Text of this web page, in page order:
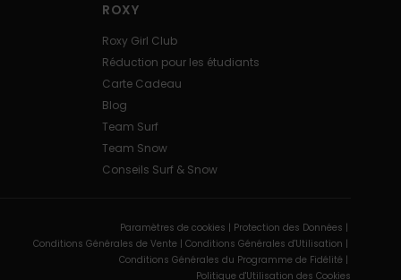
ROXY
Roxy Girl Club
Réduction pour les étudiants
Carte Cadeau
Blog
Team Surf
Team Snow
Conseils Surf & Snow
Paramètres de cookies | Protection des Données |
Conditions Générales de Vente | Conditions Générales d'Utilisation |
Conditions Générales du Programme de Fidélité |
Politique d'Utilisation des Cookies